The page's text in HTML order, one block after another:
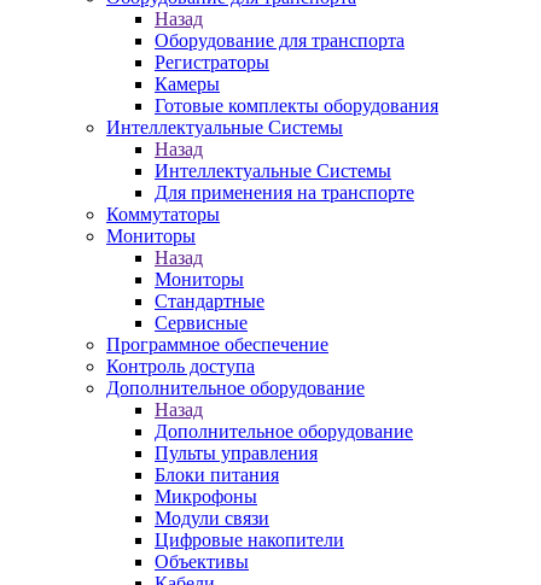
Назад
Оборудование для транспорта
Регистраторы
Камеры
Готовые комплекты оборудования
Интеллектуальные Системы
Назад
Интеллектуальные Системы
Для применения на транспорте
Коммутаторы
Мониторы
Назад
Мониторы
Стандартные
Сервисные
Программное обеспечение
Контроль доступа
Дополнительное оборудование
Назад
Дополнительное оборудование
Пульты управления
Блоки питания
Микрофоны
Модули связи
Цифровые накопители
Объективы